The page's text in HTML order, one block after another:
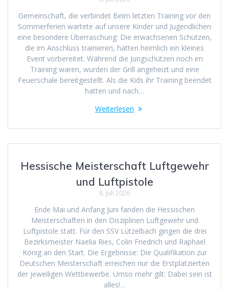
Gemeinschaft, die verbindet Beim letzten Training vor den
Sommerferien wartete auf unsere Kinder und Jugendlichen
eine besondere Überraschung: Die erwachsenen Schützen,
die im Anschluss trainieren, hatten heimlich ein kleines
Event vorbereitet. Während die Jungschützen noch im
Training waren, wurden der Grill angeheizt und eine
Feuerschale bereitgestellt. Als die Kids ihr Training beendet
hatten und nach…
Weiterlesen
Hessische Meisterschaft Luftgewehr
und Luftpistole
8. Juli 2026
Ende Mai und Anfang Juni fanden die Hessischen
Meisterschaften in den Disziplinen Luftgewehr und
Luftpistole statt. Für den SSV Lützelbach gingen die drei
Bezirksmeister Naelia Ries, Colin Friedrich und Raphael
König an den Start. Die Ergebnisse: Die Qualifikation zur
Deutschen Meisterschaft erreichen nur die Erstplatzierten
der jeweiligen Wettbewerbe. Umso mehr gilt: Dabei sein ist
alles!…